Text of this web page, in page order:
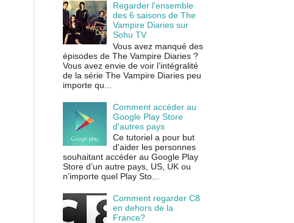
Regarder l’ensemble
des 6 saisons de The
Vampire Diaries sur
Sohu TV
Vous avez manqué des
épisodes de The Vampire Diaries ?
Vous avez envie de voir l’intégralité
de la série The Vampire Diaries peu
importe qu...
Comment accéder au
Google Play Store
d'autres pays
Ce tutoriel a pour but
d'aider les personnes
souhaitant accéder au Google Play
Store d’un autre pays, US, UK ou
n’importe quel Play Sto...
Comment regarder C8
en dehors de la
France?